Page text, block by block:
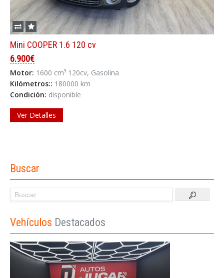
Mini COOPER 1.6 120 cv
6.900€
Motor: 1600 cm³ 120cv, Gasolina
Kilómetros:: 180000 km
Condición: disponible
Ver Detalles
Buscar
Vehículos Destacados